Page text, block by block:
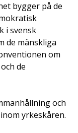
bygger på de
i svensk
de mänskliga
om
de
och
yrkeskåren.